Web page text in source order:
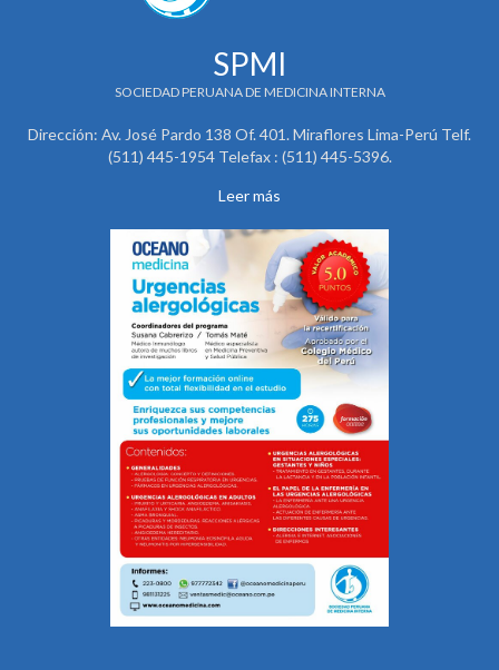
SPMI
SOCIEDAD PERUANA DE MEDICINA INTERNA
Dirección: Av. José Pardo 138 Of. 401. Miraflores Lima-Perú Telf.
(511) 445-1954 Telefax : (511) 445-5396.
Leer más